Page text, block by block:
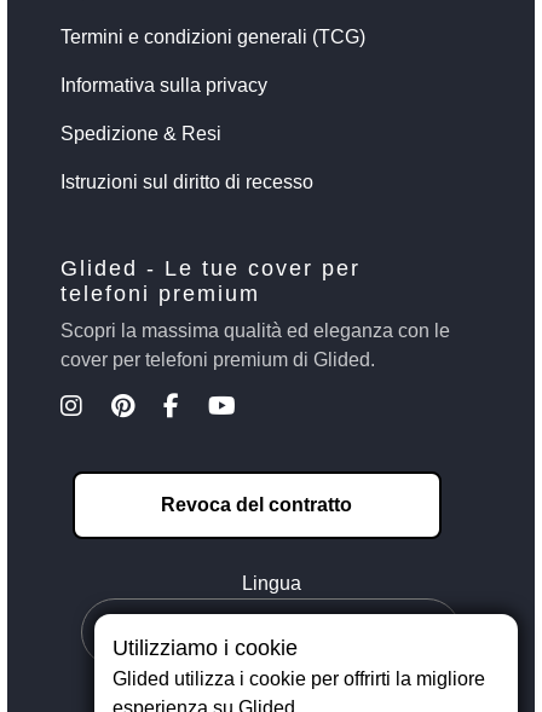
Termini e condizioni generali (TCG)
Informativa sulla privacy
Spedizione & Resi
Istruzioni sul diritto di recesso
Glided - Le tue cover per
telefoni premium
Scopri la massima qualità ed eleganza con le
cover per telefoni premium di Glided.
Revoca del contratto
Lingua
Utilizziamo i cookie
Glided utilizza i cookie per offrirti la migliore
esperienza su Glided.